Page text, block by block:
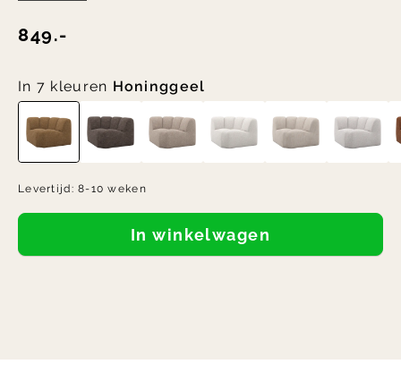
849.-
In 7 kleuren Honinggeel
Levertijd:8-10 weken
In winkelwagen